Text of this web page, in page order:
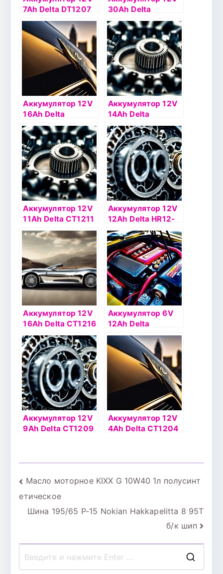
7Ah Delta DT1207
30Ah Delta
СТ1230 о.п.(- +)
Аккумулятор 12V
16Ah Delta
СТ1216.1 п.п.(+ -)
Аккумулятор 12V
14Ah Delta
СТ1212.2 п.п.(+ -)
Аккумулятор 12V
11Ah Delta СТ1211
п.п.(+ -)
Аккумулятор 12V
12Ah Delta HR12-
12
Аккумулятор 12V
16Ah Delta СТ1216
о.п.(- +)
Аккумулятор 6V
12Ah Delta
DTM612
Аккумулятор 12V
9Ah Delta СТ1209
Аккумулятор 12V
4Ah Delta СТ1204
Навигация
по
Масло моторное KIXX G 10W40 1л полусинт
етическое
Шина 195/65 Р-15 Nokian Hakkapelitta 8 95T
б/к шип